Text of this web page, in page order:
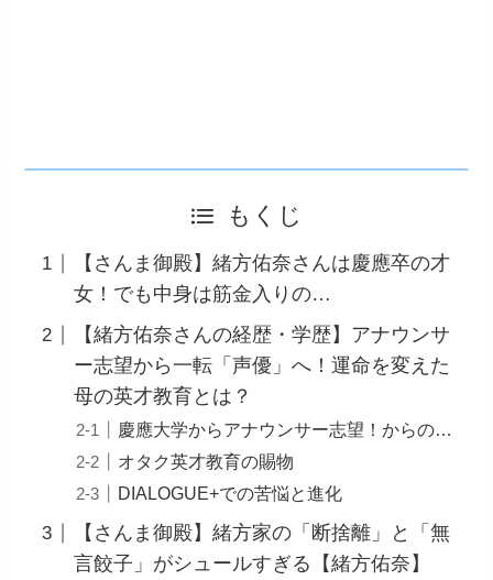
もくじ
【さんま御殿】緒方佑奈さんは慶應卒の才
女！でも中身は筋金入りの…
【緒方佑奈さんの経歴・学歴】アナウンサ
ー志望から一転「声優」へ！運命を変えた
母の英才教育とは？
慶應大学からアナウンサー志望！からの…
オタク英才教育の賜物
DIALOGUE+での苦悩と進化
【さんま御殿】緒方家の「断捨離」と「無
言餃子」がシュールすぎる【緒方佑奈】